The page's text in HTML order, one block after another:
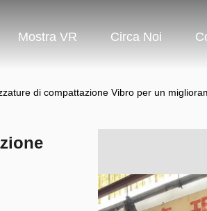
Mostra VR Circa Noi
di compattazione Vibro per un